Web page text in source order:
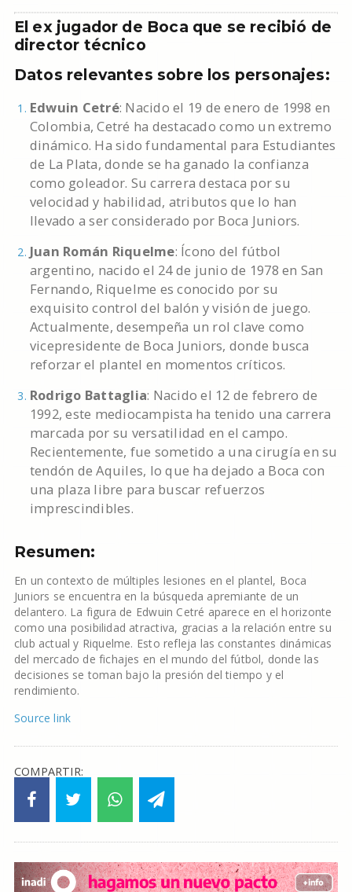
El ex jugador de Boca que se recibió de
director técnico
Datos relevantes sobre los personajes:
Edwuin Cetré: Nacido el 19 de enero de 1998 en
Colombia, Cetré ha destacado como un extremo
dinámico. Ha sido fundamental para Estudiantes
de La Plata, donde se ha ganado la confianza
como goleador. Su carrera destaca por su
velocidad y habilidad, atributos que lo han
llevado a ser considerado por Boca Juniors.
Juan Román Riquelme: Ícono del fútbol
argentino, nacido el 24 de junio de 1978 en San
Fernando, Riquelme es conocido por su
exquisito control del balón y visión de juego.
Actualmente, desempeña un rol clave como
vicepresidente de Boca Juniors, donde busca
reforzar el plantel en momentos críticos.
Rodrigo Battaglia: Nacido el 12 de febrero de
1992, este mediocampista ha tenido una carrera
marcada por su versatilidad en el campo.
Recientemente, fue sometido a una cirugía en su
tendón de Aquiles, lo que ha dejado a Boca con
una plaza libre para buscar refuerzos
imprescindibles.
Resumen:
En un contexto de múltiples lesiones en el plantel, Boca
Juniors se encuentra en la búsqueda apremiante de un
delantero. La figura de Edwuin Cetré aparece en el horizonte
como una posibilidad atractiva, gracias a la relación entre su
club actual y Riquelme. Esto refleja las constantes dinámicas
del mercado de fichajes en el mundo del fútbol, donde las
decisiones se toman bajo la presión del tiempo y el
rendimiento.
Source link
COMPARTIR: